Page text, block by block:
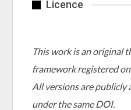
Licence
This work is an original
framework registered
All versions are publicly
under the same DOI.